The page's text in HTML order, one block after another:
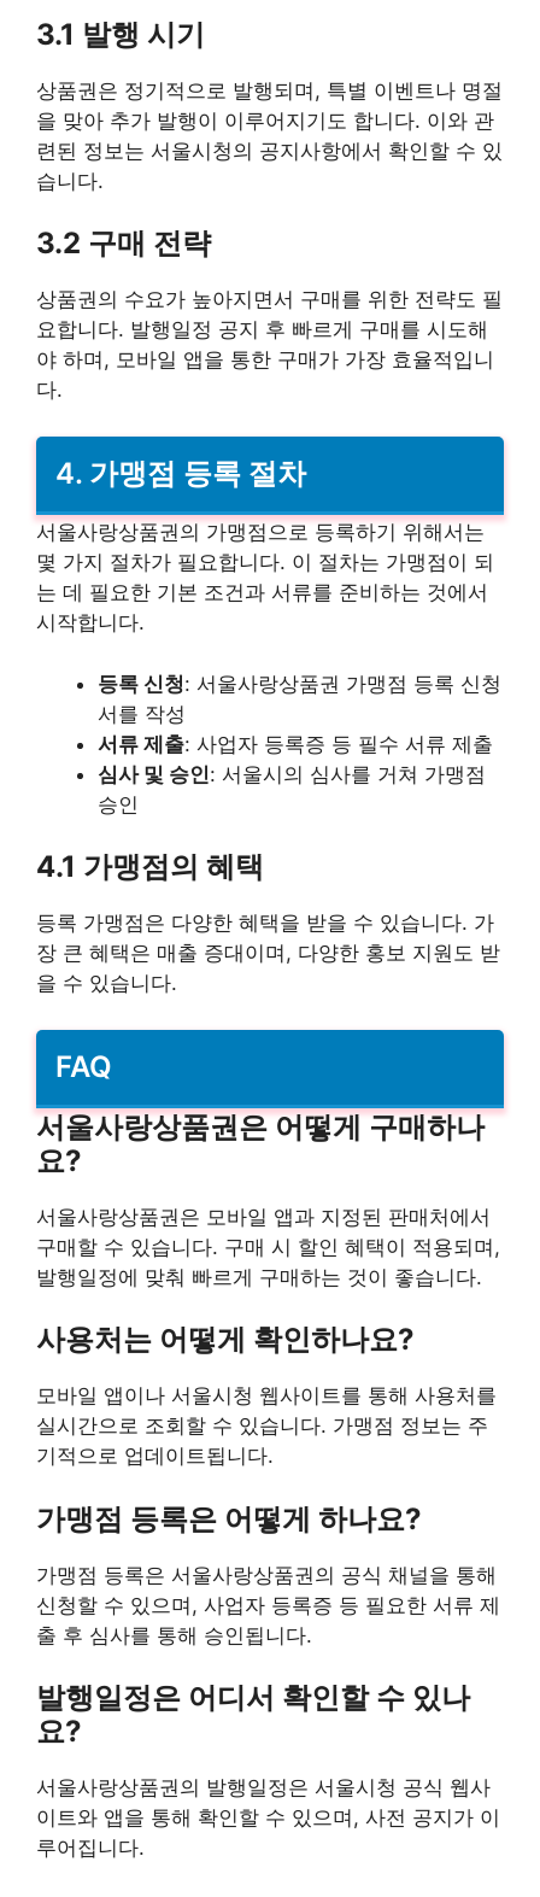
3.1 발행 시기
상품권은 정기적으로 발행되며, 특별 이벤트나 명절
을 맞아 추가 발행이 이루어지기도 합니다. 이와 관
련된 정보는 서울시청의 공지사항에서 확인할 수 있
습니다.
3.2 구매 전략
상품권의 수요가 높아지면서 구매를 위한 전략도 필
요합니다. 발행일정 공지 후 빠르게 구매를 시도해
야 하며, 모바일 앱을 통한 구매가 가장 효율적입니
다.
4. 가맹점 등록 절차
서울사랑상품권의 가맹점으로 등록하기 위해서는
몇 가지 절차가 필요합니다. 이 절차는 가맹점이 되
는 데 필요한 기본 조건과 서류를 준비하는 것에서
시작합니다.
등록 신청: 서울사랑상품권 가맹점 등록 신청
서를 작성
서류 제출: 사업자 등록증 등 필수 서류 제출
심사 및 승인: 서울시의 심사를 거쳐 가맹점
승인
4.1 가맹점의 혜택
등록 가맹점은 다양한 혜택을 받을 수 있습니다. 가
장 큰 혜택은 매출 증대이며, 다양한 홍보 지원도 받
을 수 있습니다.
FAQ
서울사랑상품권은 어떻게 구매하나
요?
서울사랑상품권은 모바일 앱과 지정된 판매처에서
구매할 수 있습니다. 구매 시 할인 혜택이 적용되며,
발행일정에 맞춰 빠르게 구매하는 것이 좋습니다.
사용처는 어떻게 확인하나요?
모바일 앱이나 서울시청 웹사이트를 통해 사용처를
실시간으로 조회할 수 있습니다. 가맹점 정보는 주
기적으로 업데이트됩니다.
가맹점 등록은 어떻게 하나요?
가맹점 등록은 서울사랑상품권의 공식 채널을 통해
신청할 수 있으며, 사업자 등록증 등 필요한 서류 제
출 후 심사를 통해 승인됩니다.
발행일정은 어디서 확인할 수 있나
요?
서울사랑상품권의 발행일정은 서울시청 공식 웹사
이트와 앱을 통해 확인할 수 있으며, 사전 공지가 이
루어집니다.